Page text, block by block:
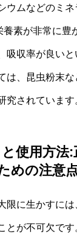
ウムなどのミ
素が非常に豊
吸収率が良い
は、昆虫粉末
究されています
使用方法:
めの注意
限に生かすに
とが不可欠です